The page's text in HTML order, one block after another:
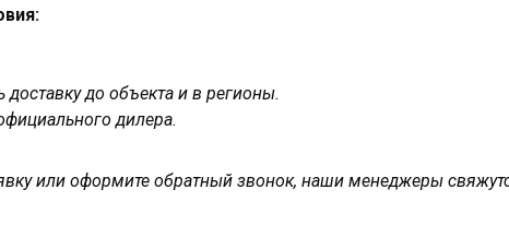
до объекта и в регионы.
дилера.
или оформите обратный звонок, наши менеджеры